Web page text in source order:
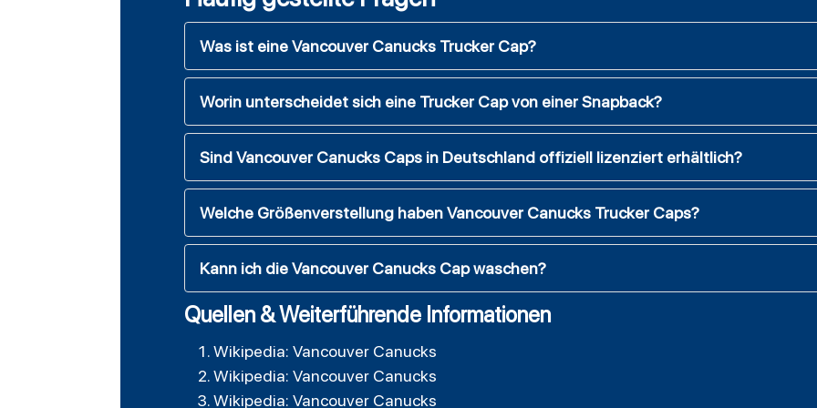
Was ist eine Vancouver Canucks Trucker Cap?
Worin unterscheidet sich eine Trucker Cap von einer Snapback?
Sind Vancouver Canucks Caps in Deutschland offiziell lizenziert erhältlich?
Welche Größenverstellung haben Vancouver Canucks Trucker Caps?
Kann ich die Vancouver Canucks Cap waschen?
Quellen & Weiterführende Informationen
Wikipedia: Vancouver Canucks
Wikipedia: Vancouver Canucks
Wikipedia: Vancouver Canucks